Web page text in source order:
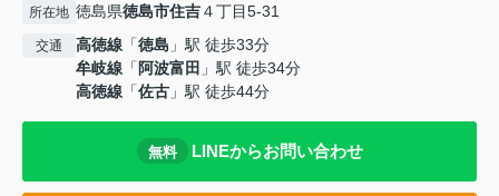
所在地 徳島県徳島市住吉４丁目5-31
交通 高徳線 「徳島 」駅 徒歩33分
牟岐線 「 阿波富田 」駅 徒歩34分
高徳線 「佐古 」駅 徒歩44分
無料 LINEからお問い合わせ